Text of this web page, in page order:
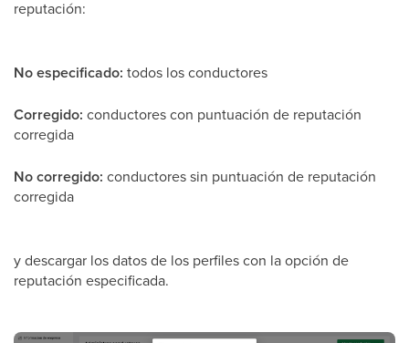
reputación:
No especificado: todos los conductores
Corregido: conductores con puntuación de reputación
corregida
No corregido: conductores sin puntuación de reputación
corregida
y descargar los datos de los perfiles con la opción de
reputación especificada.